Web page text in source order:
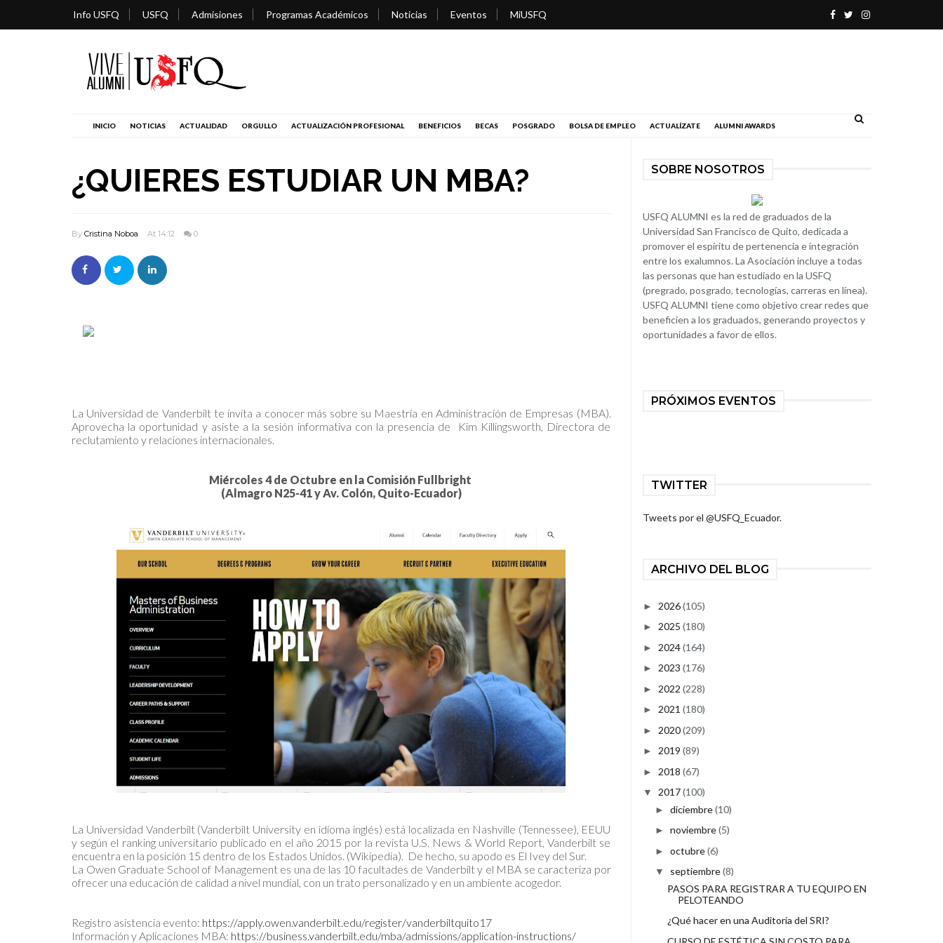
Info USFQ USFQ Admisiones Programas Académicos Noticias Eventos MiUSFQ
INICIO NOTICIAS ACTUALIDAD ORGULLO ACTUALIZACIÓN PROFESIONAL BENEFICIOS BECAS POSGRADO BOLSA DE EMPLEO ACTUALÍZATE ALUMNI AWARDS
¿QUIERES ESTUDIAR UN MBA?
By Cristina Noboa At 14:12 0
La Universidad de Vanderbilt te invita a conocer más sobre su Maestría en Administración de Empresas (MBA).
Aprovecha la oportunidad y asiste a la sesión informativa con la presencia de Kim Killingsworth, Directora de
reclutamiento y relaciones internacionales.
Miércoles 4 de Octubre en la Comisión Fullbright
(Almagro N25-41 y Av. Colón, Quito-Ecuador)
La Universidad Vanderbilt (Vanderbilt University en idioma inglés) está localizada en Nashville (Tennessee), EEUU
y según el ranking universitario publicado en el año 2015 por la revista U.S. News & World Report, Vanderbilt se
encuentra en la posición 15 dentro de los Estados Unidos. (Wikipedia). De hecho, su apodo es El Ivey del Sur.
La Owen Graduate School of Management es una de las 10 facultades de Vanderbilt y el MBA se caracteriza por
ofrecer una educación de calidad a nivel mundial, con un trato personalizado y en un ambiente acogedor.
Registro asistencia evento: https://apply.owen.vanderbilt.edu/register/vanderbiltquito17
Información y Aplicaciones MBA: https://business.vanderbilt.edu/mba/admissions/application-instructions/
SOBRE NOSOTROS
USFQ ALUMNI es la red de graduados de la
Universidad San Francisco de Quito, dedicada a
promover el espíritu de pertenencia e integración
entre los exalumnos. La Asociación incluye a todas
las personas que han estudiado en la USFQ
(pregrado, posgrado, tecnologías, carreras en línea).
USFQ ALUMNI tiene como objetivo crear redes que
beneficien a los graduados, generando proyectos y
oportunidades a favor de ellos.
PRÓXIMOS EVENTOS
TWITTER
Tweets por el @USFQ_Ecuador.
ARCHIVO DEL BLOG
► 2026(105)
► 2025 (180)
► 2024(164)
► 2023 (176)
► 2022 (228)
► 2021 (180)
► 2020(209)
► 2019 (89)
► 2018 (67)
▼ 2017(100)
► diciembre(10)
► noviembre(5)
► octubre(6)
▼ septiembre(8)
PASOS PARA REGISTRAR A TU EQUIPO EN
PELOTEANDO
¿Qué hacer en una Auditoría del SRI?